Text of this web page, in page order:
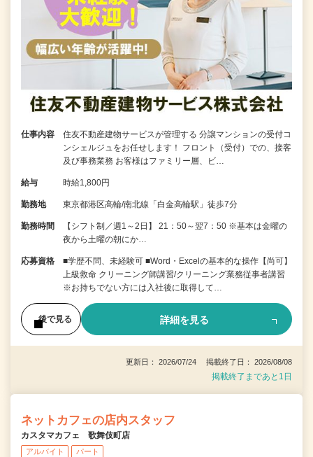
仕事内容
住友不動産建物サービスが管理する 分譲マンションの受付コ
ンシェルジュをお任せします！ フロント（受付）での、接客
及び事務業務 お客様はファミリー層、ビ…
給与 時給1,800円
勤務地 東京都港区高輪/南北線「白金高輪駅」徒歩7分
勤務時間
【シフト制／週1～2日】 21：50～翌7：50 ※基本は金曜の
夜から土曜の朝にか…
応募資格
■学歴不問、未経験可 ■Word・Excelの基本的な操作【尚可】
上級救命 クリーニング師講習/クリーニング業務従事者講習
※お持ちでない方には入社後に取得して…
後で見る 詳細を見る
更新日： 2026/07/24 掲載終了日： 2026/08/08
掲載終了まであと1日
ネットカフェの店内スタッフ
カスタマカフェ 歌舞伎町店
アルバイト パート